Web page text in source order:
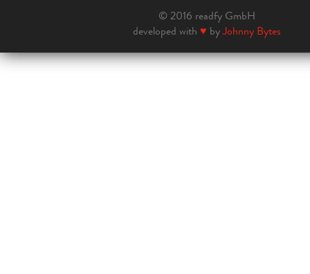
© 2016 readfy GmbH
developed with ♥ byJohnny Bytes